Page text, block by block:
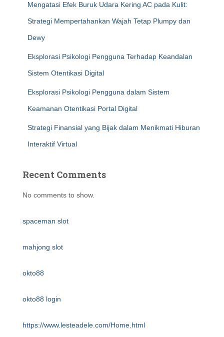
Mengatasi Efek Buruk Udara Kering AC pada Kulit:
Strategi Mempertahankan Wajah Tetap Plumpy dan
Dewy
Eksplorasi Psikologi Pengguna Terhadap Keandalan
Sistem Otentikasi Digital
Eksplorasi Psikologi Pengguna dalam Sistem
Keamanan Otentikasi Portal Digital
Strategi Finansial yang Bijak dalam Menikmati Hiburan
Interaktif Virtual
Recent Comments
No comments to show.
spaceman slot
mahjong slot
okto88
okto88 login
https://www.lesteadele.com/Home.html